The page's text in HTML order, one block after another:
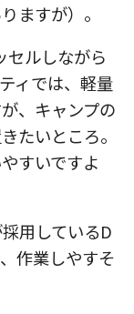
ますが）。
セルしながら
ィでは、軽量
、キャンプの
たいところ。
すいですよ
用しているD
作業しやすそ